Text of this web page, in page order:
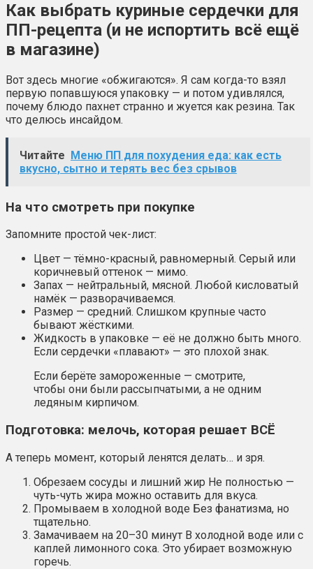
Как выбрать куриные сердечки для
ПП-рецепта (и не испортить всё ещё
в магазине)
Вот здесь многие «обжигаются». Я сам когда-то взял
первую попавшуюся упаковку — и потом удивлялся,
почему блюдо пахнет странно и жуется как резина. Так
что делюсь инсайдом.
Читайте Меню ПП для похудения еда: как есть
вкусно, сытно и терять вес без срывов
На что смотреть при покупке
Запомните простой чек-лист:
Цвет — тёмно-красный, равномерный. Серый или
коричневый оттенок — мимо.
Запах — нейтральный, мясной. Любой кисловатый
намёк — разворачиваемся.
Размер — средний. Слишком крупные часто
бывают жёсткими.
Жидкость в упаковке — её не должно быть много.
Если сердечки «плавают» — это плохой знак.
Если берёте замороженные — смотрите,
чтобы они были рассыпчатыми, а не одним
ледяным кирпичом.
Подготовка: мелочь, которая решает ВСЁ
А теперь момент, который ленятся делать… и зря.
Обрезаем сосуды и лишний жир Не полностью —
чуть-чуть жира можно оставить для вкуса.
Промываем в холодной воде Без фанатизма, но
тщательно.
Замачиваем на 20–30 минут В холодной воде или с
каплей лимонного сока. Это убирает возможную
горечь.